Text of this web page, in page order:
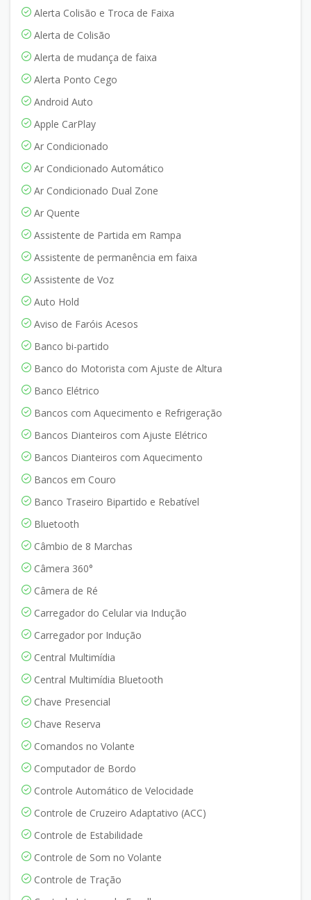
Alerta Colisão e Troca de Faixa
Alerta de Colisão
Alerta de mudança de faixa
Alerta Ponto Cego
Android Auto
Apple CarPlay
Ar Condicionado
Ar Condicionado Automático
Ar Condicionado Dual Zone
Ar Quente
Assistente de Partida em Rampa
Assistente de permanência em faixa
Assistente de Voz
Auto Hold
Aviso de Faróis Acesos
Banco bi-partido
Banco do Motorista com Ajuste de Altura
Banco Elétrico
Bancos com Aquecimento e Refrigeração
Bancos Dianteiros com Ajuste Elétrico
Bancos Dianteiros com Aquecimento
Bancos em Couro
Banco Traseiro Bipartido e Rebatível
Bluetooth
Câmbio de 8 Marchas
Câmera 360°
Câmera de Ré
Carregador do Celular via Indução
Carregador por Indução
Central Multimídia
Central Multimídia Bluetooth
Chave Presencial
Chave Reserva
Comandos no Volante
Computador de Bordo
Controle Automático de Velocidade
Controle de Cruzeiro Adaptativo (ACC)
Controle de Estabilidade
Controle de Som no Volante
Controle de Tração